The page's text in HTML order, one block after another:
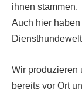
ihnen stammen.
Auch hier
Wir produzieren
bereits vor Ort